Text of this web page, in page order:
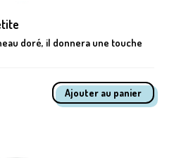
doré, il donnera une touche